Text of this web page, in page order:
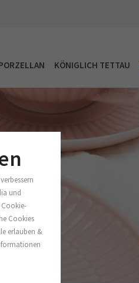
KÖNIGLICH TETTAU
und
Cookie-
Cookies
erlauben &